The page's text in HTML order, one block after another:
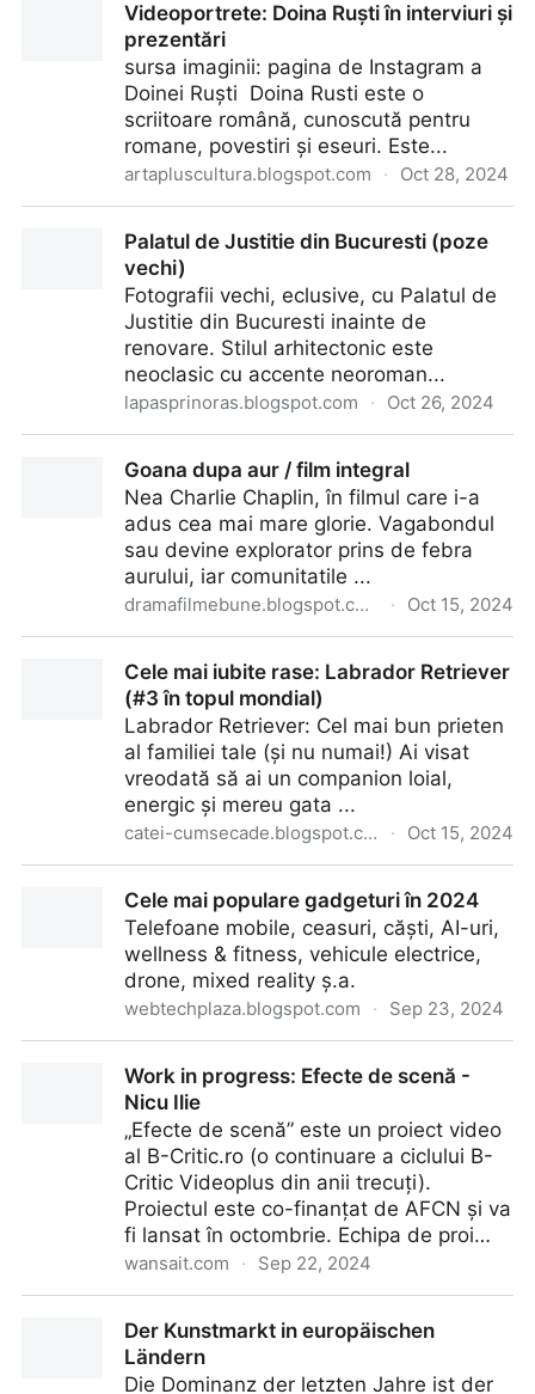
Videoportrete: Doina Ruști în interviuri și
prezentări
sursa imaginii: pagina de Instagram a
Doinei Ruști Doina Rusti este o
scriitoare română, cunoscută pentru
romane, povestiri și eseuri. Este...
artapluscultura.blogspot.com · Oct 28, 2024
Palatul de Justitie din Bucuresti (poze
vechi)
Fotografii vechi, eclusive, cu Palatul de
Justitie din Bucuresti inainte de
renovare. Stilul arhitectonic este
neoclasic cu accente neoroman...
lapasprinoras.blogspot.com · Oct 26, 2024
Goana dupa aur / film integral
Nea Charlie Chaplin, în filmul care i-a
adus cea mai mare glorie. Vagabondul
sau devine explorator prins de febra
aurului, iar comunitatile ...
dramafilmebune.blogspot.com · Oct 15, 2024
Cele mai iubite rase: Labrador Retriever
(#3 în topul mondial)
Labrador Retriever: Cel mai bun prieten
al familiei tale (și nu numai!) Ai visat
vreodată să ai un companion loial,
energic și mereu gata ...
catei-cumsecade.blogspot.com · Oct 15, 2024
Cele mai populare gadgeturi în 2024
Telefoane mobile, ceasuri, căști, AI-uri,
wellness & fitness, vehicule electrice,
drone, mixed reality ș.a.
webtechplaza.blogspot.com · Sep 23, 2024
Work in progress: Efecte de scenă -
Nicu Ilie
„Efecte de scenă” este un proiect video
al B-Critic.ro (o continuare a ciclului B-
Critic Videoplus din anii trecuți).
Proiectul este co-finanțat de AFCN și va
fi lansat în octombrie. Echipa de proi…
wansait.com · Sep 22, 2024
Der Kunstmarkt in europäischen
Ländern
Die Dominanz der letzten Jahre ist der